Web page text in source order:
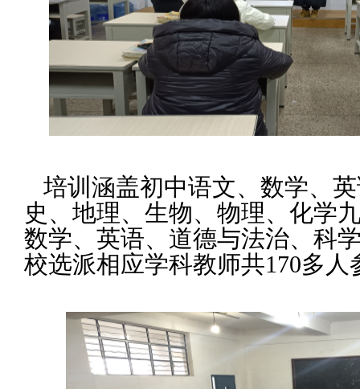
培训涵盖初中语文、数学、
史、地理、生物、物理、化学
数学、英语、道德与法治、科
校选派相应学科教师共170多人